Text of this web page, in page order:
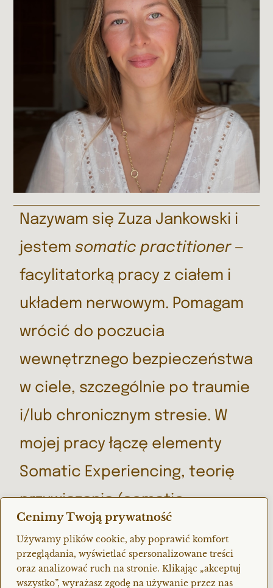
Cenimy Twoją prywatność
Używamy plików cookie, aby poprawić komfort
przeglądania, wyświetlać spersonalizowane treści
oraz analizować ruch na stronie. Klikając „akceptuj
wszystko”, wyrażasz zgodę na używanie przez nas
Nazywam się Zuza Jankowski i
jestem somatic practitioner—
facylitatorką pracy z ciałem i
układem nerwowym. Pomagam
wrócić do poczucia
wewnętrznego bezpieczeństwa
w ciele, szczególnie po traumie
i/lub chronicznym stresie. W
mojej pracy łączę elementy
Somatic Experiencing, teorię
przywiązania (somatic
attachment), somatic parts
work (IFS) i embodied
movement.